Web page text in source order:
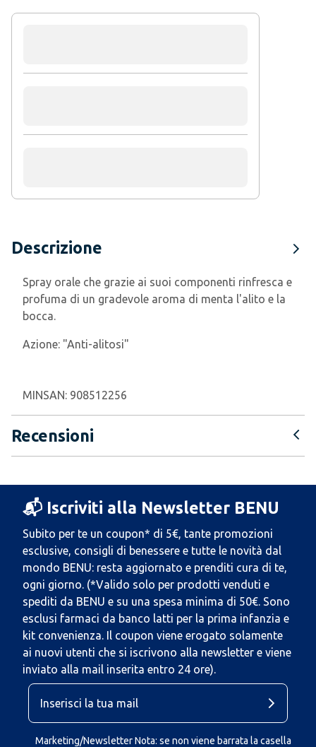
Descrizione
Spray orale che grazie ai suoi componenti rinfresca e
profuma di un gradevole aroma di menta l'alito e la
bocca.
Azione: "Anti-alitosi"
MINSAN: 908512256
Recensioni
📬 Iscriviti alla Newsletter BENU
Subito per te un coupon* di 5€, tante promozioni
esclusive, consigli di benessere e tutte le novità dal
mondo BENU: resta aggiornato e prenditi cura di te,
ogni giorno. (*Valido solo per prodotti venduti e
spediti da BENU e su una spesa minima di 50€. Sono
esclusi farmaci da banco latti per la prima infanzia e
kit convenienza. Il coupon viene erogato solamente
ai nuovi utenti che si iscrivono alla newsletter e viene
inviato alla mail inserita entro 24 ore).
Marketing/Newsletter Nota: se non viene barrata la casella